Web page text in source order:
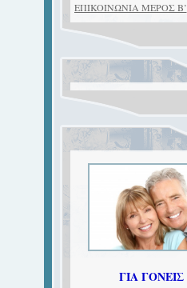
EΠIKOINΩNIA ΜΕΡΟΣ Β’
ΓΙΑ ΓΟΝΕΙΣ